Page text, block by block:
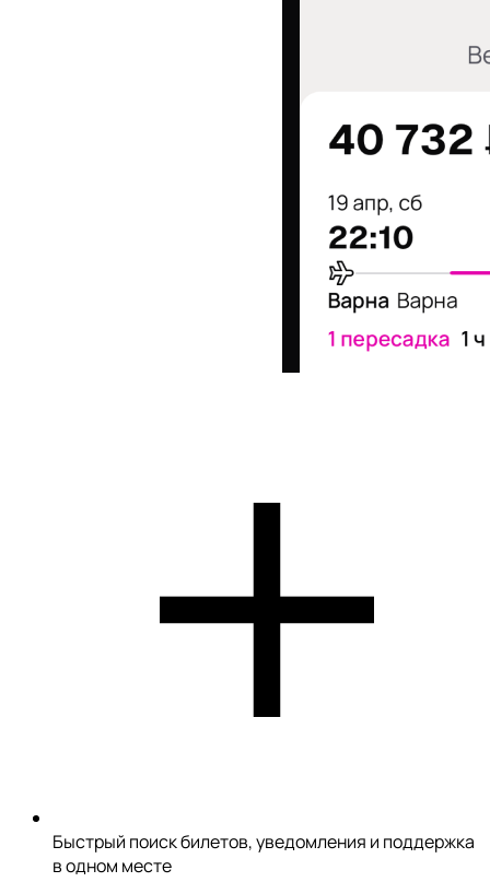
Быстрый поиск билетов, уведомления и поддержка
в одном месте